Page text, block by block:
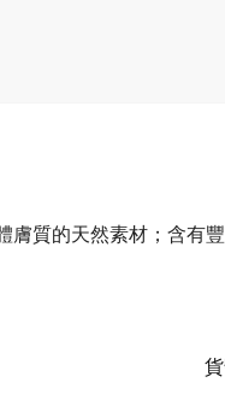
膚質的天然素材；含有